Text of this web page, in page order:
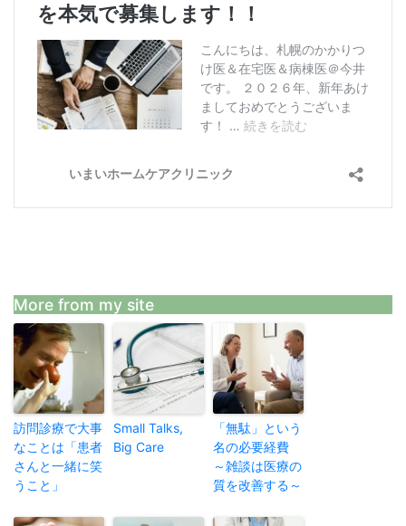
More from my site
訪問診療で大事
なことは「患者
さんと一緒に笑
うこと」
Small Talks,
Big Care
「無駄」という
名の必要経費
～雑談は医療の
質を改善する～